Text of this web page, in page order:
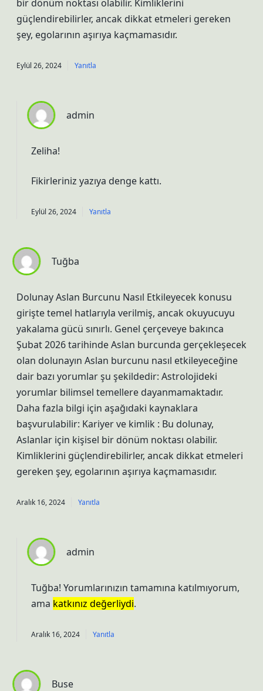
bir dönüm noktası olabilir. Kimliklerini
güçlendirebilirler, ancak dikkat etmeleri gereken
şey, egolarının aşırıya kaçmamasıdır.
Eylül 26, 2024 Yanıtla
admin
Zeliha!
Fikirleriniz yazıya denge kattı.
Eylül 26, 2024 Yanıtla
Tuğba
Dolunay Aslan Burcunu Nasıl Etkileyecek konusu
girişte temel hatlarıyla verilmiş, ancak okuyucuyu
yakalama gücü sınırlı. Genel çerçeveye bakınca
Şubat 2026 tarihinde Aslan burcunda gerçekleşecek
olan dolunayın Aslan burcunu nasıl etkileyeceğine
dair bazı yorumlar şu şekildedir: Astrolojideki
yorumlar bilimsel temellere dayanmamaktadır.
Daha fazla bilgi için aşağıdaki kaynaklara
başvurulabilir: Kariyer ve kimlik : Bu dolunay,
Aslanlar için kişisel bir dönüm noktası olabilir.
Kimliklerini güçlendirebilirler, ancak dikkat etmeleri
gereken şey, egolarının aşırıya kaçmamasıdır.
Aralık 16, 2024 Yanıtla
admin
Tuğba! Yorumlarınızın tamamına katılmıyorum,
ama katkınız değerliydi.
Aralık 16, 2024 Yanıtla
Buse